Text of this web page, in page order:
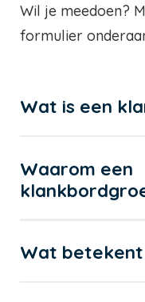
Wil je meedoen?
formulier
Wat is een
Waarom een
Wat